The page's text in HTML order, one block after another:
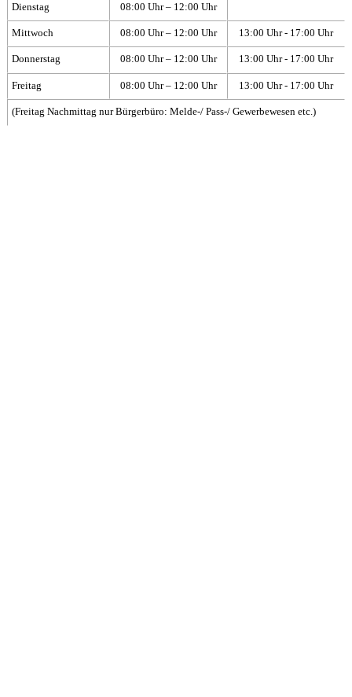
Dienstag 08:00 Uhr – 12:00 Uhr
Mittwoch 08:00 Uhr – 12:00 Uhr 13:00 Uhr - 17:00 Uhr
Donnerstag 08:00 Uhr – 12:00 Uhr 13:00 Uhr - 17:00 Uhr
Freitag 08:00 Uhr – 12:00 Uhr 13:00 Uhr - 17:00 Uhr
(Freitag Nachmittag nur Bürgerbüro: Melde-/ Pass-/ Gewerbewesen etc.)